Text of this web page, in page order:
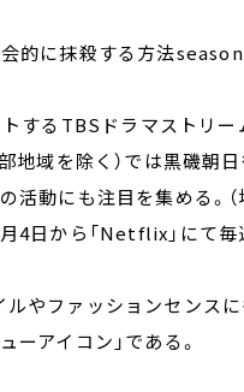
的に抹殺する方法season
するTBSドラマストリー
部地域を除く）では黒磯朝
活動にも注目を集める。
4日から「Netflix」にて毎
ルやファッションセンス
ーアイコン」である。